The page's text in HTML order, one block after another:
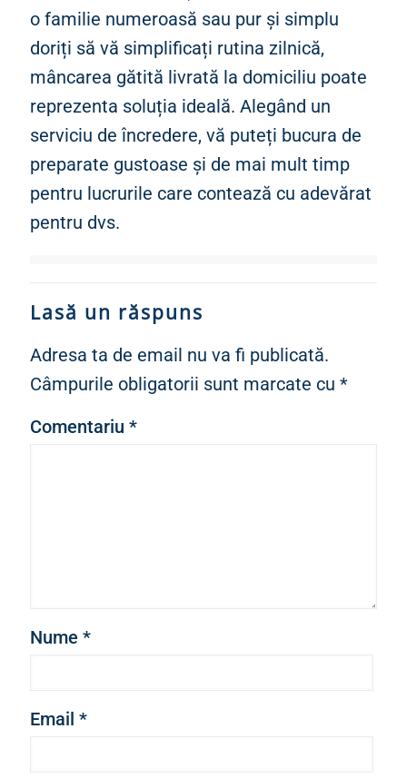
o familie numeroasă sau pur și simplu
doriți să vă simplificați rutina zilnică,
mâncarea gătită livrată la domiciliu poate
reprezenta soluția ideală. Alegând un
serviciu de încredere, vă puteți bucura de
preparate gustoase și de mai mult timp
pentru lucrurile care contează cu adevărat
pentru dvs.
Lasă un răspuns
Adresa ta de email nu va fi publicată.
Câmpurile obligatorii sunt marcate cu *
Comentariu *
Nume *
Email *